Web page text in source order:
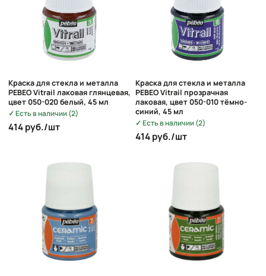
Краска для стекла и металла
PEBEO Vitrail лаковая глянцевая,
цвет 050-020 белый, 45 мл
Есть в наличии (2)
414 руб./шт
Краска для стекла и металла
PEBEO Vitrail прозрачная
лаковая, цвет 050-010 тёмно-
синий, 45 мл
Есть в наличии (2)
414 руб./шт